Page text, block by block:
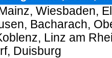
Wiesbaden,
Bacharach,
Linz am
Duisburg